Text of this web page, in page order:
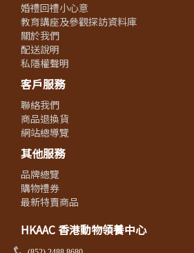
婚禮回禮小心意
教育講座及參觀探訪資料庫
關於我們
配送說明
私隱權聲明
客戶服務
聯絡我們
商品退換貨
網站總導覽
其他服務
品牌總覽
購物禮券
最新特賣商品
HKAAC 香港動物領養中心